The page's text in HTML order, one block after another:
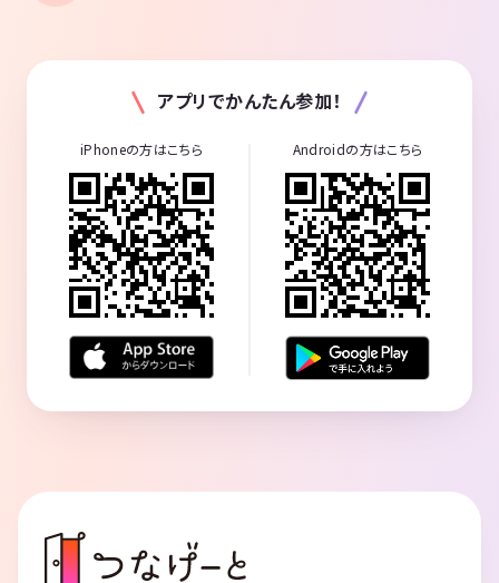
アプリでかんたん参加！
iPhoneの方はこちら Androidの方はこちら